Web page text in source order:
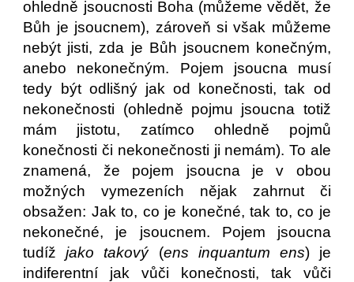
ohledně jsoucnosti Boha (můžeme vědět, že
Bůh je jsoucnem), zároveň si však můžeme
nebýt jisti, zda je Bůh jsoucnem konečným,
anebo nekonečným. Pojem jsoucna musí
tedy být odlišný jak od konečnosti, tak od
nekonečnosti (ohledně pojmu jsoucna totiž
mám jistotu, zatímco ohledně pojmů
konečnosti či nekonečnosti ji nemám). To ale
znamená, že pojem jsoucna je v obou
možných vymezeních nějak zahrnut či
obsažen: Jak to, co je konečné, tak to, co je
nekonečné, je jsoucnem. Pojem jsoucna
tudížjako takový(ens inquantum ens) je
indiferentní jak vůči konečnosti, tak vůči